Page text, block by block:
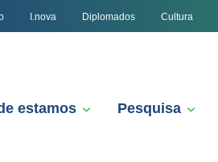
I.nova Diplomados Cultura
estamos Pesquisa